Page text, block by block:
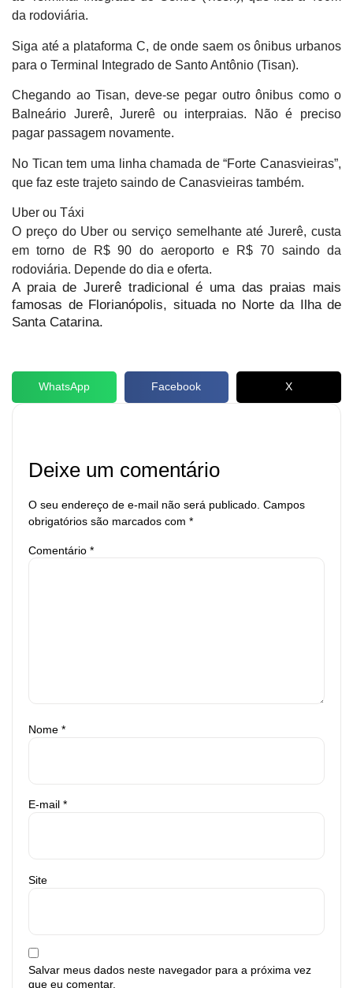
da rodoviária.
Siga até a plataforma C, de onde saem os ônibus urbanos
para o Terminal Integrado de Santo Antônio (Tisan).
Chegando ao Tisan, deve-se pegar outro ônibus como o
Balneário Jurerê, Jurerê ou interpraias. Não é preciso
pagar passagem novamente.
No Tican tem uma linha chamada de “Forte Canasvieiras”,
que faz este trajeto saindo de Canasvieiras também.
Uber ou Táxi
O preço do Uber ou serviço semelhante até Jurerê, custa
em torno de R$ 90 do aeroporto e R$ 70 saindo da
rodoviária. Depende do dia e oferta.
A praia de Jurerê tradicional é uma das praias mais
famosas de Florianópolis, situada no Norte da Ilha de
Santa Catarina.
WhatsApp Facebook X
Deixe um comentário
O seu endereço de e-mail não será publicado. Campos
obrigatórios são marcados com *
Comentário *
Nome *
E-mail *
Site
Salvar meus dados neste navegador para a próxima vez
que eu comentar.